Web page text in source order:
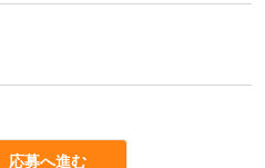
応募へ進む